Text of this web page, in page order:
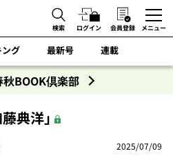
検索 ログイン 会員登録 メニュー
グ 最新号 連載
BOOK倶楽部
典洋」
2025/07/09